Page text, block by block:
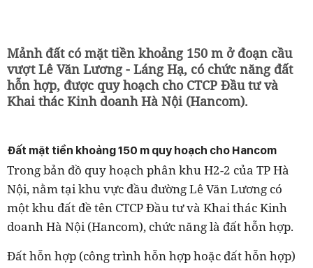
Mảnh đất có mặt tiền khoảng 150 m ở đoạn cầu
vượt Lê Văn Lương - Láng Hạ, có chức năng đất
hỗn hợp, được quy hoạch cho CTCP Đầu tư và
Khai thác Kinh doanh Hà Nội (Hancom).
Đất mặt tiền khoảng 150 m quy hoạch cho Hancom
Trong bản đồ quy hoạch phân khu H2-2 của TP Hà
Nội, nằm tại khu vực đầu đường Lê Văn Lương có
một khu đất đề tên CTCP Đầu tư và Khai thác Kinh
doanh Hà Nội (Hancom), chức năng là đất hỗn hợp.
Đất hỗn hợp (công trình hỗn hợp hoặc đất hỗn hợp)